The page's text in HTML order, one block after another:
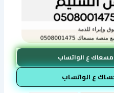
ع الواتساب
ع الواتساب